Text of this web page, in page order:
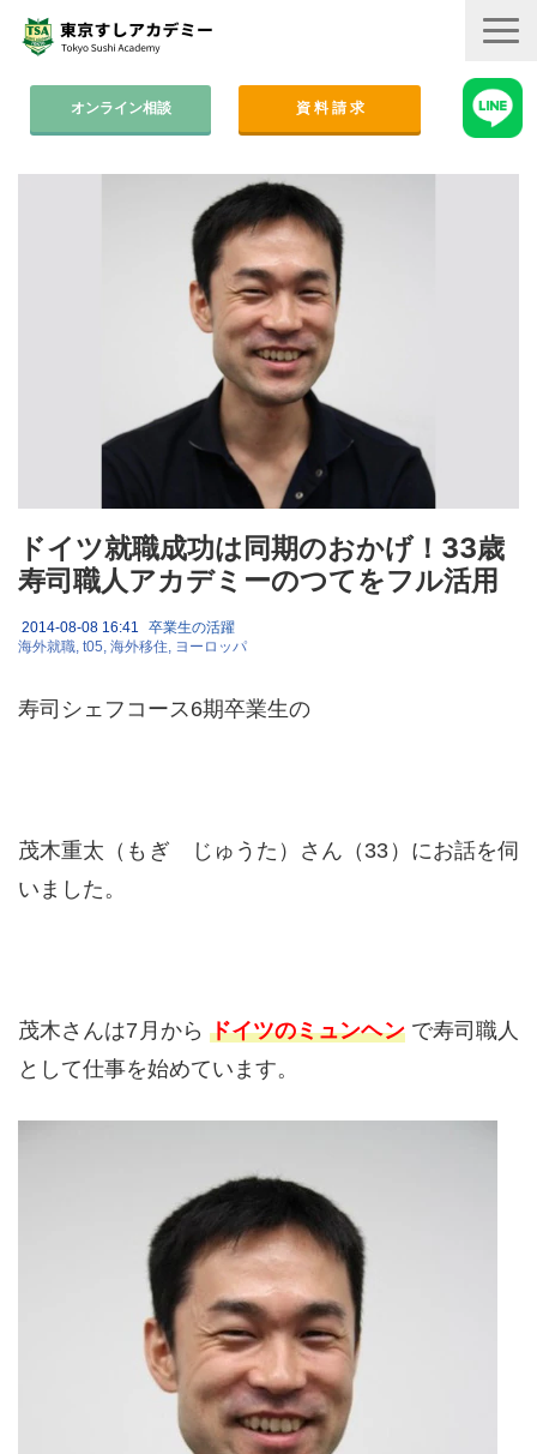
オンライン相談 資 料 請 求
コース案内
集中コース│2ヶ月
平日コース│木金
週末コース│週1回・1年間
寿司職人養成コース│6ヶ月
すしアカ卒業生の活躍
ドイツ就職成功は同期のおかげ！33歳
寿司職人アカデミーのつてをフル活用
2014-08-08 16:41
卒業生の活躍
海外就職 t05 海外移住 ヨーロッパ
寿司シェフコース6期卒業生の
茂木重太（もぎ じゅうた）さん（33）にお話を伺
いました。
茂木さんは7月から ドイツのミュンヘン で寿司職人
として仕事を始めています。